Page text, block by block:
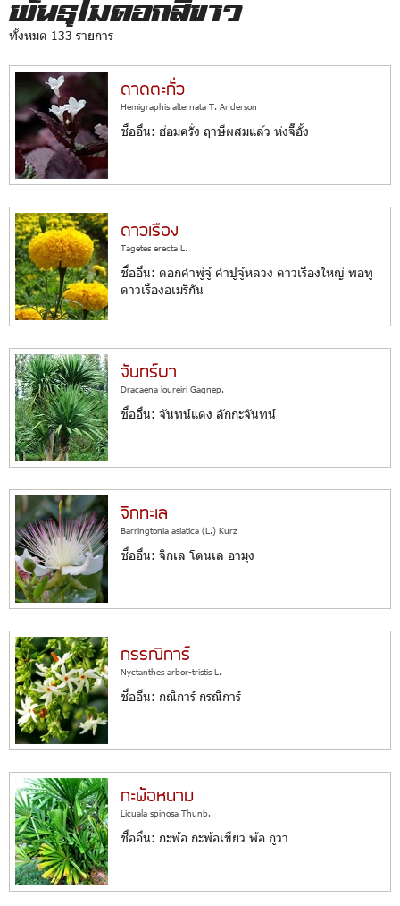
พันธุ์ไม้ดอกสีขาว
ทั้งหมด 133 รายการ
ดาดตะกั่ว
Hemigraphis alternata T. Anderson
ชื่ออื่น: ฮ่อมครั่ง ฤาษีผสมแล้ว ห่งจี๊อั้ง
ดาวเรือง
Tagetes erecta L.
ชื่ออื่น: ดอกคำพู่จู้ คำปูจู้หลวง ดาวเรืองใหญ่ พอทู
ดาวเรืองอเมริกัน
จันทร์ผา
Dracaena loureiri Gagnep.
ชื่ออื่น: จันทน์แดง ลักกะจันทน์
จิกทะเล
Barringtonia asiatica (L.) Kurz
ชื่ออื่น: จิกเล โดนเล อามุง
กรรณิการ์
Nyctanthes arbor-tristis L.
ชื่ออื่น: กณิการ์ กรณิการ์
กะพ้อหนาม
Licuala spinosa Thunb.
ชื่ออื่น: กะพ้อ กะพ้อเขียว พ้อ กูวา